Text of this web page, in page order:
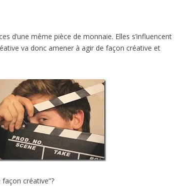
d’une même pièce de monnaie. Elles s’influencent
va donc amener à agir de façon créative et
façon créative”?